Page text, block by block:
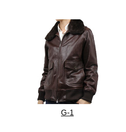
G-1